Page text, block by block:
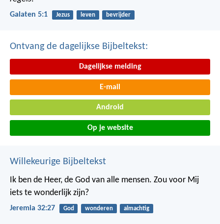
Galaten 5:1 Jezus leven bevrijder
Ontvang de dagelijkse Bijbeltekst:
Dagelijkse melding
E-mail
Android
Op je website
Willekeurige Bijbeltekst
Ik ben de Heer, de God van alle mensen. Zou voor Mij
iets te wonderlijk zijn?
Jeremia 32:27 God wonderen almachtig